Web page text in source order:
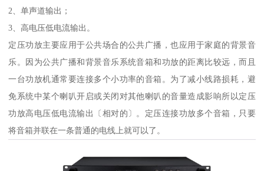
2、单声道输出；
3、高电压低电流输出。
定压功放主要应用于公共场合的公共广播，也应用于家庭的背景音
乐。因为公共广播和背景音乐系统音箱和功放的距离比较远，而且
一台功放机通常要连接多个小功率的音箱。为了减小线路损耗，避
免系统中某个喇叭开启或关闭对其他喇叭的音量造成影响所以定压
功放高电压低电流输出〔相对的〕。定压连接功放多个音箱，只要
将音箱并联在一条普通的电线上就可以了。